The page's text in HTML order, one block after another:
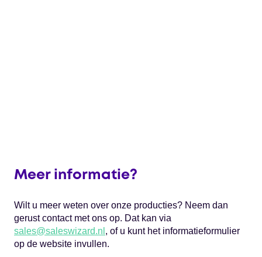
Meer informatie?
Wilt u meer weten over onze producties? Neem dan
gerust contact met ons op. Dat kan via
sales@saleswizard.nl , of u kunt het informatieformulier
op de website invullen.